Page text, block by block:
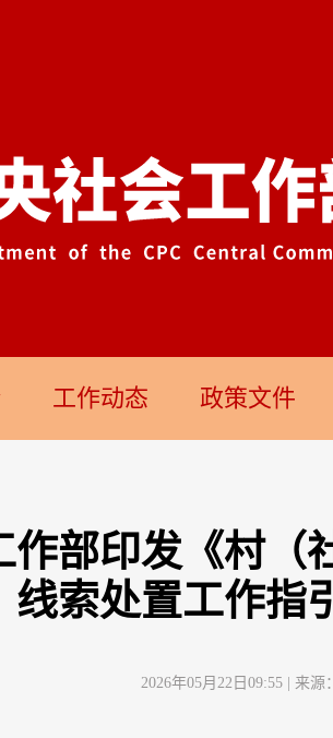
工作动态 政策文件
作部印发《村（
线索处置工作指
2026年05月22日09:55 | 来源：